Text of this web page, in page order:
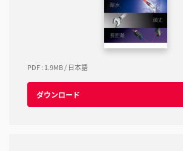
PDF: 1.9MB/ 日本語
ダウンロード